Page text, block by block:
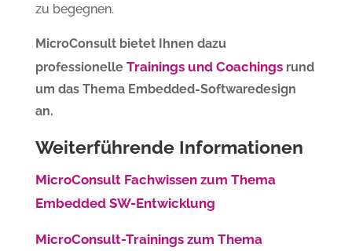
zu begegnen.
MicroConsult bietet Ihnen dazu
professionelle Trainings und Coachingsrund
um das Thema Embedded-Softwaredesign
an.
Weiterführende Informationen
MicroConsult Fachwissen zum Thema
Embedded SW-Entwicklung
MicroConsult-Trainings zum Thema